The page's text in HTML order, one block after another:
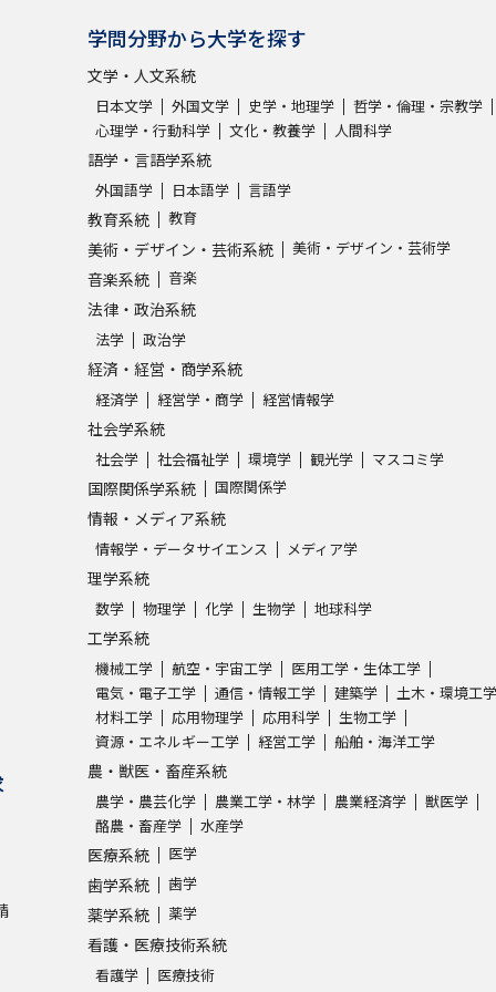
学問分野から大学を探す
文学・人文系統
日本文学 外国文学 史学・地理学
哲学・倫理・宗教学
心理学・行動科学
文化・教養学 人間科学
語学・言語学系統
外国語学 日本語学 言語学
教育系統 教育
美術・デザイン・芸術系統 美術・デザイン・芸術学
音楽系統 音楽
法律・政治系統
法学 政治学
経済・経営・商学系統
経済学 経営学・商学 経営情報学
社会学系統
社会学 社会福祉学 環境学 観光学 マスコミ学
国際関係学系統 国際関係学
情報・メディア系統
情報学・データサイエンス メディア学
理学系統
数学 物理学 化学 生物学 地球科学
工学系統
機械工学 航空・宇宙工学
医用工学・生体工学
電気・電子工学
通信・情報工学 建築学
土木・環境工学
材料工学
応用物理学 応用科学
生物工学
資源・エネルギー工学
経営工学 船舶・海洋工学
農・獣医・畜産系統
農学・農芸化学 農業工学・林学 農業経済学
獣医学
酪農・畜産学
水産学
医療系統 医学
歯学系統 歯学
薬学系統 薬学
看護・医療技術系統
看護学 医療技術